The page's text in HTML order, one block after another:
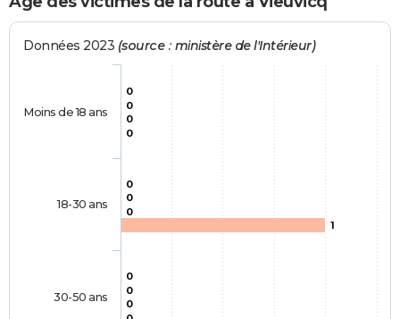
Données 2023 (source : ministère de l'Intérieur)
0
0
0
0
0
0
0
0
0
0
1
Moins de 18 ans
18-30 ans
30-50 ans